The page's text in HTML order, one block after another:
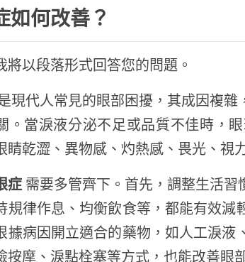
如何改善？
將以段落形式回答您的問題。
現代人常見的眼部困擾，其成因複
。當淚液分泌不足或品質不佳時，
睛乾澀、異物感、灼熱感、畏光、視
症 需要多管齊下。首先，調整生活
規律作息、均衡飲食等，都能有效
據病因開立適合的藥物，如人工淚
按摩、淚點栓塞等方式，也能改善眼